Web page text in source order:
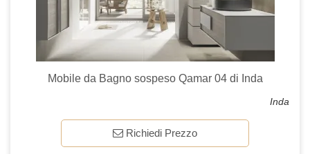
Mobile da Bagno sospeso Qamar 04 di Inda
Inda
Richiedi Prezzo